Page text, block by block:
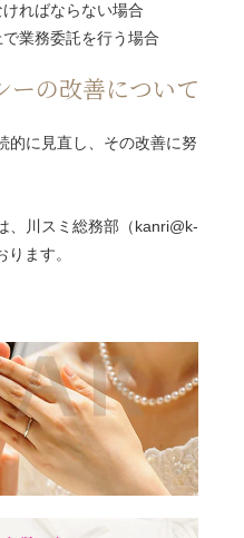
ければならない場合
で業務委託を行う場合
ーの改善について
的に見直し、その改善に努
、川スミ総務部（kanri@k-
ます。